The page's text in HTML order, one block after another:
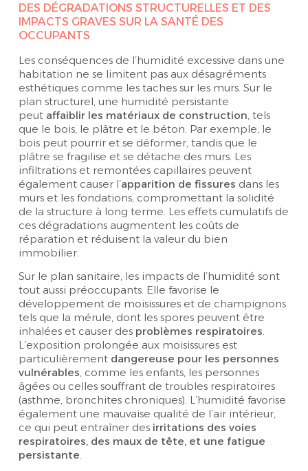
DES DÉGRADATIONS STRUCTURELLES ET DES
IMPACTS GRAVES SUR LA SANTÉ DES
OCCUPANTS
Les conséquences de l’humidité excessive dans une
habitation ne se limitent pas aux désagréments
esthétiques comme les taches sur les murs. Sur le
plan structurel, une humidité persistante
peut affaiblir les matériaux de construction, tels
que le bois, le plâtre et le béton. Par exemple, le
bois peut pourrir et se déformer, tandis que le
plâtre se fragilise et se détache des murs. Les
infiltrations et remontées capillaires peuvent
également causer l’apparition de fissures dans les
murs et les fondations, compromettant la solidité
de la structure à long terme. Les effets cumulatifs de
ces dégradations augmentent les coûts de
réparation et réduisent la valeur du bien
immobilier.
Sur le plan sanitaire, les impacts de l’humidité sont
tout aussi préoccupants. Elle favorise le
développement de moisissures et de champignons
tels que la mérule, dont les spores peuvent être
inhalées et causer des problèmes respiratoires.
L’exposition prolongée aux moisissures est
particulièrement dangereuse pour les personnes
vulnérables, comme les enfants, les personnes
âgées ou celles souffrant de troubles respiratoires
(asthme, bronchites chroniques). L’humidité favorise
également une mauvaise qualité de l’air intérieur,
ce qui peut entraîner des irritations des voies
respiratoires, des maux de tête, et une fatigue
persistante.